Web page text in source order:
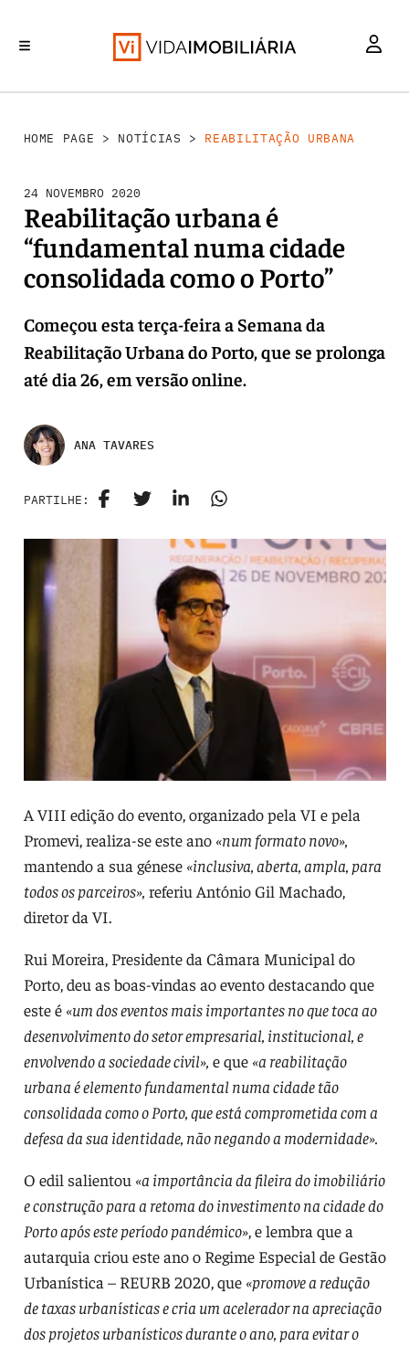
HOME PAGE > NOTÍCIAS > REABILITAÇÃO URBANA
24 NOVEMBRO 2020
Reabilitação urbana é
“fundamental numa cidade
consolidada como o Porto”
Começou esta terça-feira a Semana da
Reabilitação Urbana do Porto, que se prolonga
até dia 26, em versão online.
ANA TAVARES
PARTILHE:
A VIII edição do evento, organizado pela VI e pela
Promevi, realiza-se este ano «num formato novo»,
mantendo a sua génese «inclusiva, aberta, ampla, para
todos os parceiros», referiu António Gil Machado,
diretor da VI.
Rui Moreira, Presidente da Câmara Municipal do
Porto, deu as boas-vindas ao evento destacando que
este é «um dos eventos mais importantes no que toca ao
desenvolvimento do setor empresarial, institucional, e
envolvendo a sociedade civil», e que «a reabilitação
urbana é elemento fundamental numa cidade tão
consolidada como o Porto, que está comprometida com a
defesa da sua identidade, não negando a modernidade».
O edil salientou «a importância da fileira do imobiliário
e construção para a retoma do investimento na cidade do
Porto após este período pandémico», e lembra que a
autarquia criou este ano o Regime Especial de Gestão
Urbanística – REURB 2020, que «promove a redução
de taxas urbanísticas e cria um acelerador na apreciação
dos projetos urbanísticos durante o ano, para evitar o